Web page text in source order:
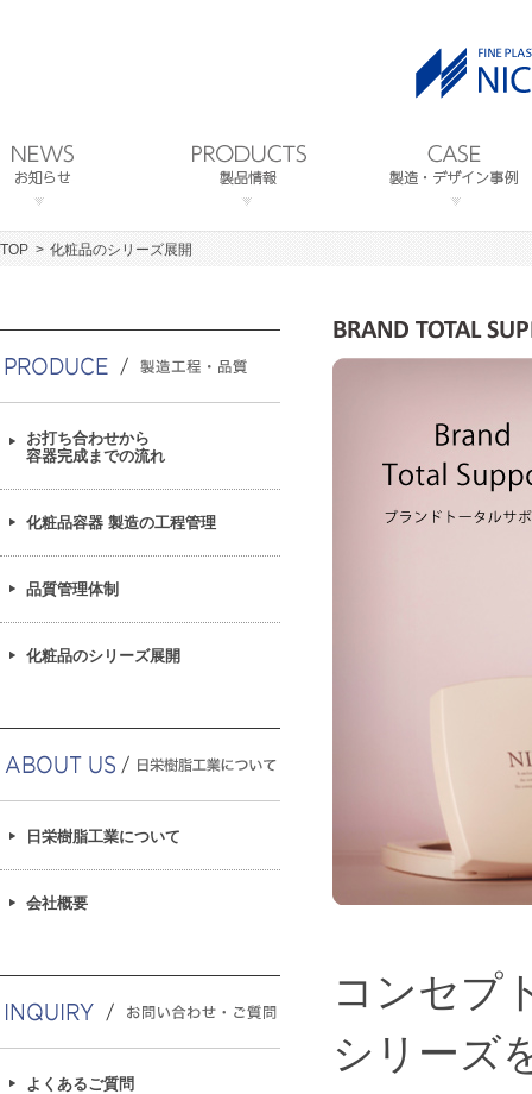
TOP 化粧品のシリーズ展開
コンセプ
シリーズ
お打ち合わせから
容器完成までの流れ
化粧品容器 製造の工程管理
品質管理体制
化粧品のシリーズ展開
日栄樹脂工業について
会社概要
よくあるご質問